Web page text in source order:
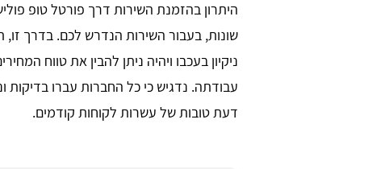
היתרון בהזמנת השירות דרך פורטל טופ
שונות, בעבור השירות הנדרש לכם. בדרך זו,
ניקיון בעכבו ויהיה ניתן להבין את טווח
עבודתה. נדגיש כי כל החברות עברו בדיקות
דעת טובות של עשרות לקוחות קודמים.